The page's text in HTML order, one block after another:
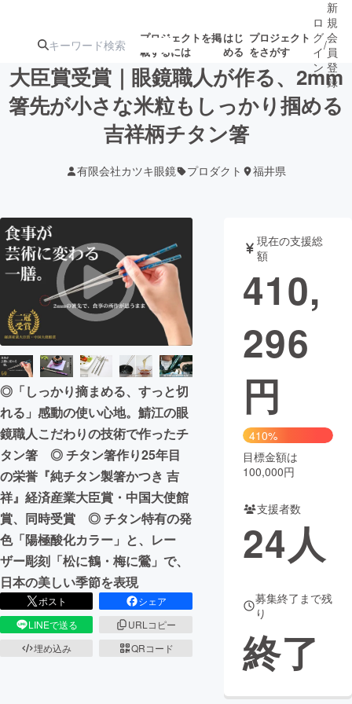
プロジェクトを掲
載するには
はじ
める
プロジェクト
をさがす
注目のリ 注目の新着プロ募集終了が近いプ
テクノロジー・ガジェット
映像・映画 書籍・雑誌
チャレンジ
まちづくり・地域活性化
CAMPFIRE for Social Good
CAMPFIRE Creation
CAMPFIREふるさと納税
コミュニティ
ロ
グ
イ
ン
/
新
規
会
員
登
録
大臣賞受賞｜眼鏡職人が作る、2mm
箸先が小さな米粒もしっかり掴める
吉祥柄チタン箸
有限会社カツキ眼鏡 プロダクト 福井県
◎「しっかり摘まめる、すっと切
れる」感動の使い心地。鯖江の眼
鏡職人こだわりの技術で作ったチ
タン箸 ◎ チタン箸作り25年目
の栄誉『純チタン製箸かつき 吉
祥』経済産業大臣賞・中国大使館
賞、同時受賞 ◎ チタン特有の発
色「陽極酸化カラー」と、レー
ザー彫刻「松に鶴・梅に鶯」で、
日本の美しい季節を表現
ポスト
シェア
LINEで送る
URLコピー
埋め込み
QRコード
現在の支援総
額
410,
296
円
410%
目標金額は
100,000円
支援者数
24人
募集終了まで残
り
終了